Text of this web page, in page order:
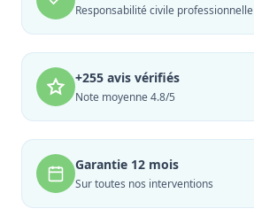
Responsabilité civile professionnelle
+255 avis vérifiés
Note moyenne 4.8/5
Garantie 12 mois
Sur toutes nos interventions